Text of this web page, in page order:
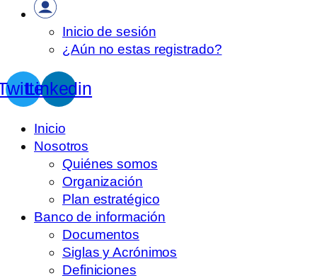
Inicio de sesión
¿Aún no estas registrado?
Linkedin
Inicio
Nosotros
Quiénes somos
Organización
Plan estratégico
Banco de información
Documentos
Siglas y Acrónimos
Definiciones